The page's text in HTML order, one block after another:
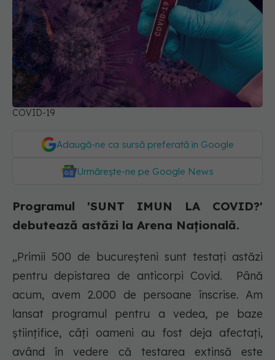
COVID-19
Adaugă-ne ca sursă preferată în Google
Urmărește-ne pe Google News
Programul 'SUNT IMUN LA COVID?'
debutează astăzi la Arena Națională.
„Primii 500 de bucureșteni sunt testați astăzi
pentru depistarea de anticorpi Covid. Până
acum, avem 2.000 de persoane înscrise. Am
lansat programul pentru a vedea, pe baze
științifice, câți oameni au fost deja afectați,
având în vedere că testarea extinsă este